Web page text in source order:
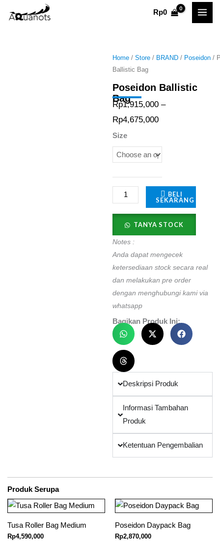
Rp0
Home /Store / BRAND / Poseidon /
Ballistic Bag
Poseidon Ballistic
Bag
Rp1,915,000 –
Rp4,675,000Price
Rp1,915,000
through
Rp4,675,000
Size
Poseidon
Ballistic
Bag
BELI
SEKARANG
TANYA STOCK
Notes :
Anda dapat mengecek
ketersediaan stock secara real
dan melakukan pre order
dengan menghubungi kami via
whatsapp
Bagikan Produk Ini:
Deskripsi Produk
Informasi Tambahan
Produk
Ketentuan Pengembalian
Produk Serupa
Tusa Roller Bag Medium
Rp4,590,000
Poseidon Daypack Bag
Rp2,870,000